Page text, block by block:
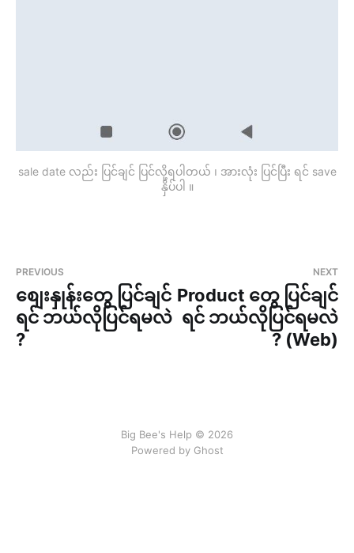
sale date လည်း ပြင်ချင် ပြင်လို့ရပါတယ် ၊ အားလုံး ပြင်ပြီး ရင် save
နှိပ်ပါ ။
PREVIOUS
စျေးနှုန်းတွေ ပြင်ချင်
ရင် ဘယ်လိုပြင်ရမလဲ
?
NEXT
Product တွေ ပြင်ချင်
ရင် ဘယ်လိုပြင်ရမလဲ
? (Web)
Big Bee's Help © 2026
Powered by Ghost